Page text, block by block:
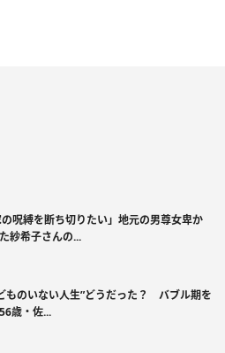
の呪縛を断ち切りたい」地元の男尊女卑か
紗希子さんの...
ものいない人生”どうだった？ バブル期を
歳・佐...